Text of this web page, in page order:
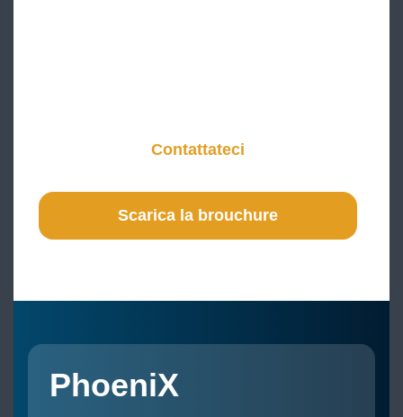
Contattateci
Scarica la brouchure
PhoeniX